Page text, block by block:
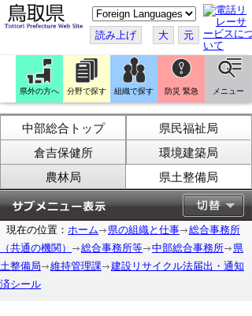
こ
の
ペ
ー
ジ
翻
訳
す
る
読み上げ 大 元
県外の方へ 分野で探す 組織で探す 防災 緊急 メニュー
中部総合トップ
県民福祉局
倉吉保健所
環境建築局
農林局
県土整備局
現在の位置： ホーム 県の組織と仕事
総合事務所
（共通の機関）
総合事務所等 中部総合事務所
県
土整備局
維持管理課
建設リサイクル法届出・通知
済シール